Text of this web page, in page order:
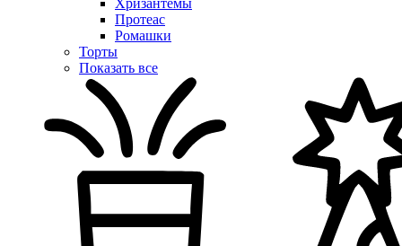
Протеас
Ромашки
Торты
Показать все